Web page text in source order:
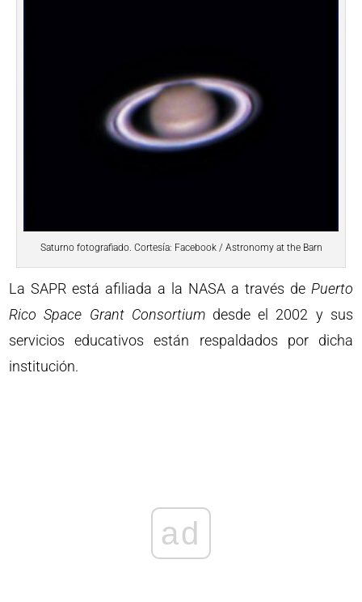
Saturno fotografiado. Cortesía: Facebook / Astronomy at the Barn
La SAPR está afiliada a la NASA a través de Puerto
Rico Space Grant Consortiumdesde el 2002 y sus
servicios educativos están respaldados por dicha
institución.
ad